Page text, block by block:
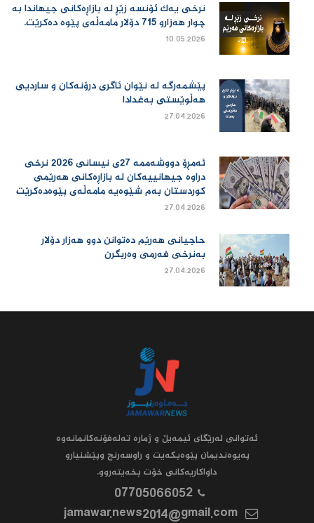
نرخی یەك ئۆنسە زێڕ لە بازاڕەكانی جیهاندا بە
چوار هەزارو 715 دۆلار مامەڵەی پێوە دەكرێت.
10.05.2026
پێشمەرگە لە نێوان ئاگری درۆنەکان و ساردیی
هەڵوێستی بەغدادا
27.04.2026
ئەمڕۆ دووشەممە 27ی نیسانی 2026 نرخی
دراوە جیهانییەكان لە بازاڕەكانی هەرێمی
كوردستان بەم شێوەیە مامەڵەی پێوەدەكرێت
27.04.2026
حاجیانی هەرێم دەتوانن دوو هەزار دۆلار
بەنرخی فەرمی وەربگرن
27.04.2026
ئه‌توانى له‌رێگاى ئیمه‌یڵ و ژماره‌ ته‌له‌فۆنه‌کانمانه‌وه‌
په‌یوه‌ندیمان پێوه‌بکه‌یت و راوسه‌رنج وپێشنیارو
داواکاریه‌کانى خۆت بخه‌یته‌روو.
07705066052
jamawar.news2014@gmail.com